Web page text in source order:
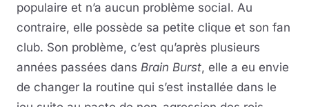
populaire et n’a aucun problème social. Au
contraire, elle possède sa petite clique et son fan
club. Son problème, c’est qu’après plusieurs
années passées dans Brain Burst, elle a eu envie
de changer la routine qui s’est installée dans le